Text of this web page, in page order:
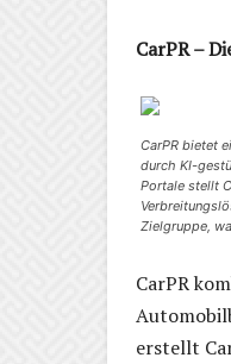
CarPR –
CarPR bietet
durch KI-
Portale stellt
Zielgruppe,
CarPR
erstellt